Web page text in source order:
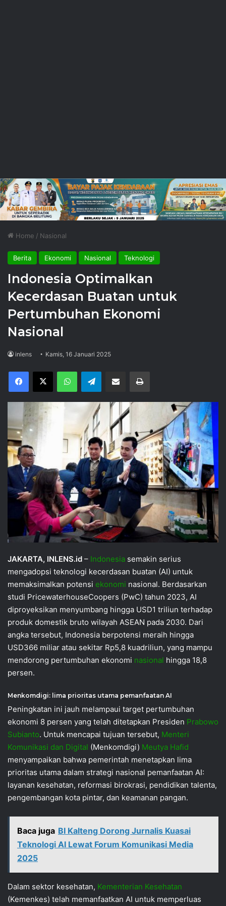
Home / Nasional
Berita Ekonomi Nasional Teknologi
Indonesia Optimalkan
Kecerdasan Buatan untuk
Pertumbuhan Ekonomi
Nasional
inlens Kamis, 16 Januari 2025
Facebook
X WhatsAppTelegram Share via Email Print
JAKARTA, INLENS.id – Indonesia semakin serius
mengadopsi teknologi kecerdasan buatan (AI) untuk
memaksimalkan potensi ekonomi nasional. Berdasarkan
studi PricewaterhouseCoopers (PwC) tahun 2023, AI
diproyeksikan menyumbang hingga USD1 triliun terhadap
produk domestik bruto wilayah ASEAN pada 2030. Dari
angka tersebut, Indonesia berpotensi meraih hingga
USD366 miliar atau sekitar Rp5,8 kuadriliun, yang mampu
mendorong pertumbuhan ekonomi nasional hingga 18,8
persen.
Menkomdigi: lima prioritas utama pemanfaatan AI
Peningkatan ini jauh melampaui target pertumbuhan
ekonomi 8 persen yang telah ditetapkan Presiden Prabowo
Subianto. Untuk mencapai tujuan tersebut, Menteri
Komunikasi dan Digital (Menkomdigi) Meutya Hafid
menyampaikan bahwa pemerintah menetapkan lima
prioritas utama dalam strategi nasional pemanfaatan AI:
layanan kesehatan, reformasi birokrasi, pendidikan talenta,
pengembangan kota pintar, dan keamanan pangan.
Baca juga BI Kalteng Dorong Jurnalis Kuasai
Teknologi AI Lewat Forum Komunikasi Media
2025
Dalam sektor kesehatan, Kementerian Kesehatan
(Kemenkes) telah memanfaatkan AI untuk memperluas